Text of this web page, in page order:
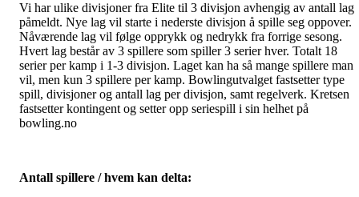
Vi har ulike divisjoner fra Elite til 3 divisjon avhengig av antall lag
påmeldt. Nye lag vil starte i nederste divisjon å spille seg oppover.
Nåværende lag vil følge opprykk og nedrykk fra forrige sesong.
Hvert lag består av 3 spillere som spiller 3 serier hver. Totalt 18
serier per kamp i 1-3 divisjon. Laget kan ha så mange spillere man
vil, men kun 3 spillere per kamp. Bowlingutvalget fastsetter type
spill, divisjoner og antall lag per divisjon, samt regelverk. Kretsen
fastsetter kontingent og setter opp seriespill i sin helhet på
bowling.no
Antall spillere / hvem kan delta: